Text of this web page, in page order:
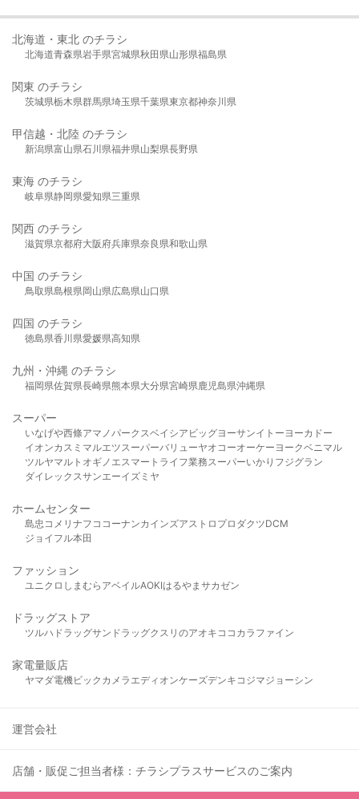
北海道・東北 のチラシ
北海道青森県岩手県宮城県秋田県山形県福島県
関東 のチラシ
茨城県栃木県群馬県埼玉県千葉県東京都神奈川県
甲信越・北陸 のチラシ
新潟県富山県石川県福井県山梨県長野県
東海 のチラシ
岐阜県静岡県愛知県三重県
関西 のチラシ
滋賀県京都府大阪府兵庫県奈良県和歌山県
中国 のチラシ
鳥取県島根県岡山県広島県山口県
四国 のチラシ
徳島県香川県愛媛県高知県
九州・沖縄 のチラシ
福岡県佐賀県長崎県熊本県大分県宮崎県鹿児島県沖縄県
スーパー
いなげや西條アマノパークスベイシア ビッグヨーサンイトーヨーカドー
イオンカスミ マルエツスーパーバリューヤオコーオーケー ヨークベニマル
ツルヤマルト オギノ エスマート ライフ業務スーパーいかり フジグラン
ダイレックスサンエーイズミヤ
ホームセンター
島忠 コメリ ナフコ コーナンカインズアストロプロダクツDCM
ジョイフル本田
ファッション
ユニクロ しまむら アベイルAOKIはるやま サカゼン
ドラッグストア
ツルハドラッグサンドラッグクスリのアオキ ココカラファイン
家電量販店
ヤマダ電機ビックカメラ エディオンケーズデンキ コジマジョーシン
運営会社
店舗・販促ご担当者様：チラシプラスサービスのご案内